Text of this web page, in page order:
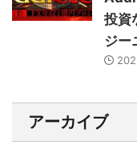
投資
ジー
アーカイブ